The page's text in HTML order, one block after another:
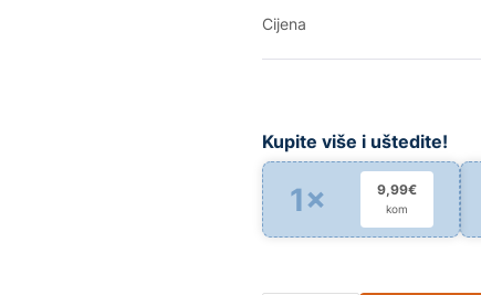
Cijena
Kupite više i uštedite!
1× 9,99€
kom